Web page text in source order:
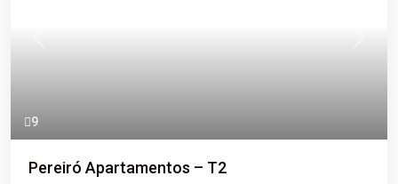
9
Pereiró Apartamentos – T2